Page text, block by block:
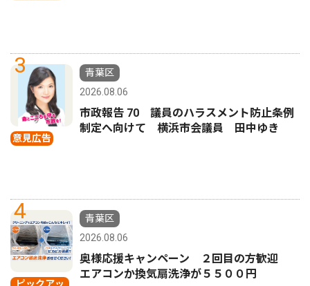
3
意見広告
青葉区
2026.08.06
市政報告 70 議員のハラスメント防止条例
制定へ向けて 横浜市会議員 田中ゆき
4
ピックアッ
青葉区
2026.08.06
奥様応援キャンペーン ２回目の方歓迎
エアコンか換気扇洗浄が５５００円